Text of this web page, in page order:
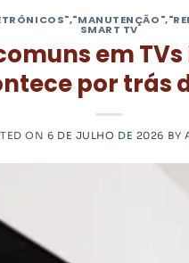
,"MANUTENÇÃO",
SMART TV
em
por trás
ON 6 DE JULHO DE 2026 BY